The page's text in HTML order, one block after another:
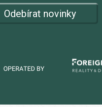
Odebírat novinky